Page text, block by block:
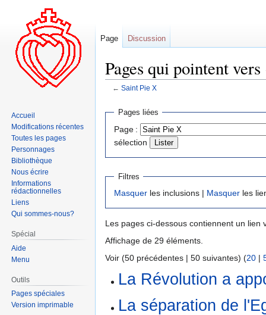
Pages qui pointent
← Saint Pie X
Aller
navigation
Aller
recherche
Pages liées
Page :
sélection
Filtres
Masquer les inclusions | Masquer les
Les pages ci-dessous contiennent un lien
Affichage de 29 éléments.
Voir (50 précédentes | 50 suivantes) (20 |
La Révolution a
La séparation de
Page Discussion
Accueil
Modifications récentes
Toutes les pages
Personnages
Bibliothèque
Nous écrire
Informations
rédactionnelles
Liens
Qui sommes-nous?
Spécial
Aide
Menu
Outils
Pages spéciales
Version imprimable